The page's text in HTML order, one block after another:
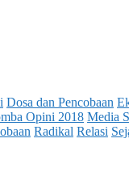
Dosa dan Pencobaan
Opini 2018 Media
Radikal Relasi